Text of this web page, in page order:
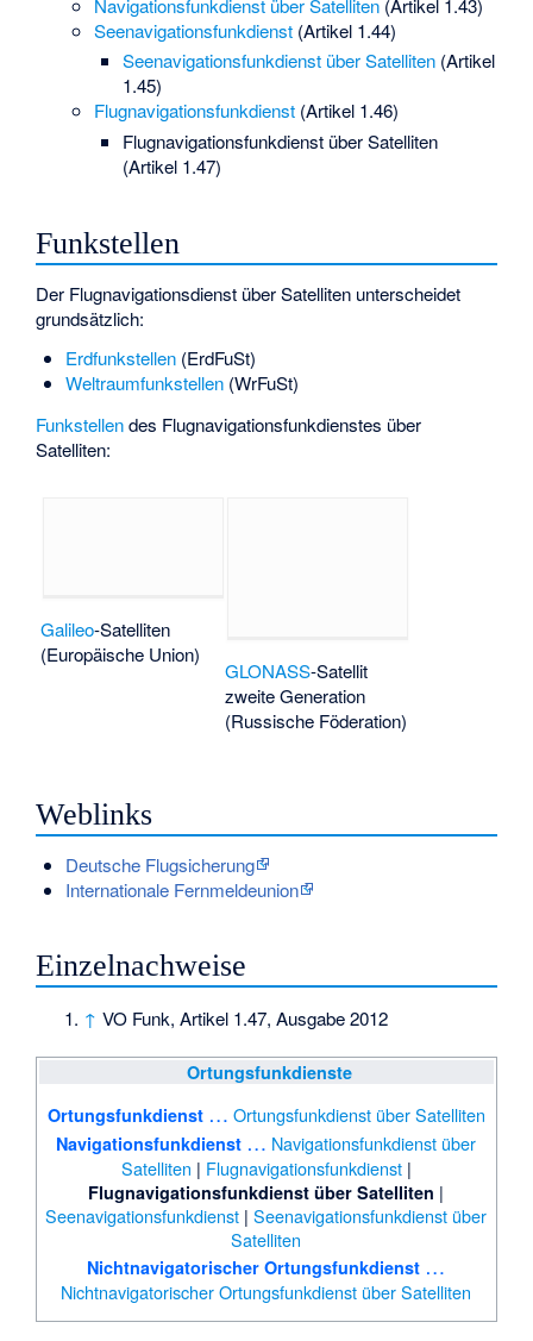
Navigationsfunkdienst über Satelliten (Artikel 1.43)
Seenavigationsfunkdienst (Artikel 1.44)
Seenavigationsfunkdienst über Satelliten (Artikel
1.45)
Flugnavigationsfunkdienst (Artikel 1.46)
Flugnavigationsfunkdienst über Satelliten
(Artikel 1.47)
Funkstellen
Der Flugnavigationsdienst über Satelliten unterscheidet
grundsätzlich:
Erdfunkstellen(ErdFuSt)
Weltraumfunkstellen(WrFuSt)
Funkstellendes Flugnavigationsfunkdienstes über
Satelliten:
Galileo-Satelliten
(Europäische Union)
GLONASS-Satellit
zweite Generation
(Russische Föderation)
Weblinks
Deutsche Flugsicherung
Internationale Fernmeldeunion
Einzelnachweise
↑ VO Funk, Artikel 1.47, Ausgabe 2012
Ortungsfunkdienste
Ortungsfunkdienst … Ortungsfunkdienst über Satelliten
Navigationsfunkdienst … Navigationsfunkdienst über
Satelliten | Flugnavigationsfunkdienst|
Flugnavigationsfunkdienst über Satelliten |
Seenavigationsfunkdienst |Seenavigationsfunkdienst über
Satelliten
Nichtnavigatorischer Ortungsfunkdienst …
Nichtnavigatorischer Ortungsfunkdienst über Satelliten